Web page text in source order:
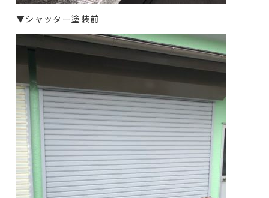
▼シャッター塗装前